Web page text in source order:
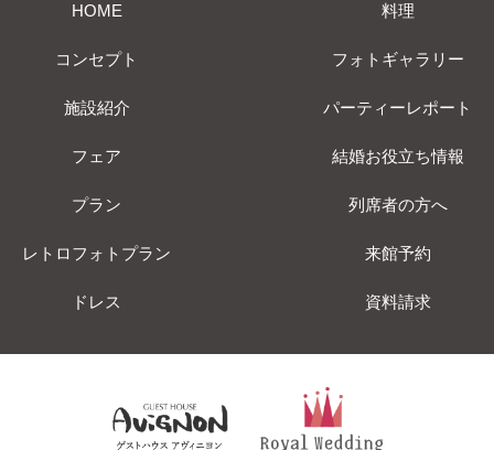
HOME
コンセプト
施設紹介
フェア
プラン
レトロフォトプラン
ドレス
料理
フォトギャラリー
パーティーレポート
結婚お役立ち情報
列席者の方へ
来館予約
資料請求